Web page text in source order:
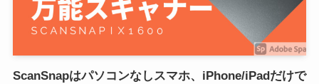
ScanSnapはパソコンなしスマホ、iPhone/iPadだけで